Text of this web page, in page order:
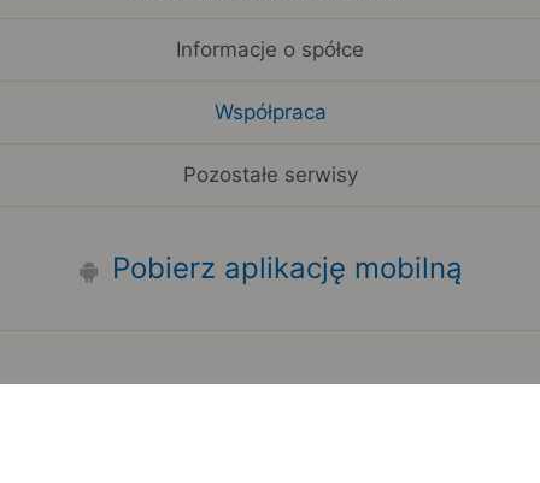
Informacje o spółce
Współpraca
Pozostałe serwisy
Pobierz aplikację mobilną